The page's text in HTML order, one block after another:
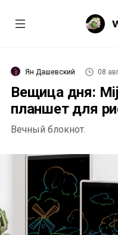
Ян Дашевский 08
Вещица дня:
планшет для
Вечный блокнот.